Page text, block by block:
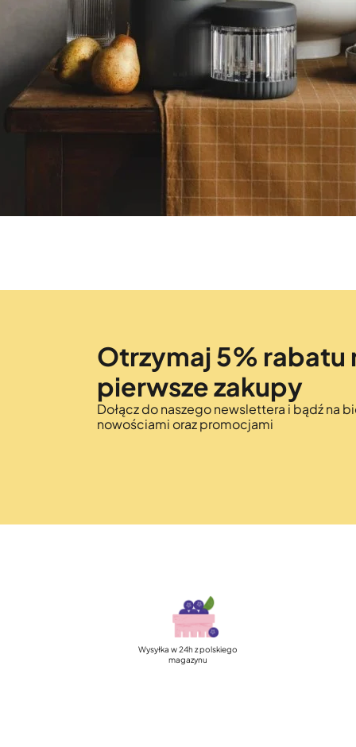
Otrzymaj 5% rabatu
pierwsze zakupy
Dołącz do naszego newslettera i bądź na
nowościami oraz promocjami
Wysyłka w 24h z polskiego
magazynu